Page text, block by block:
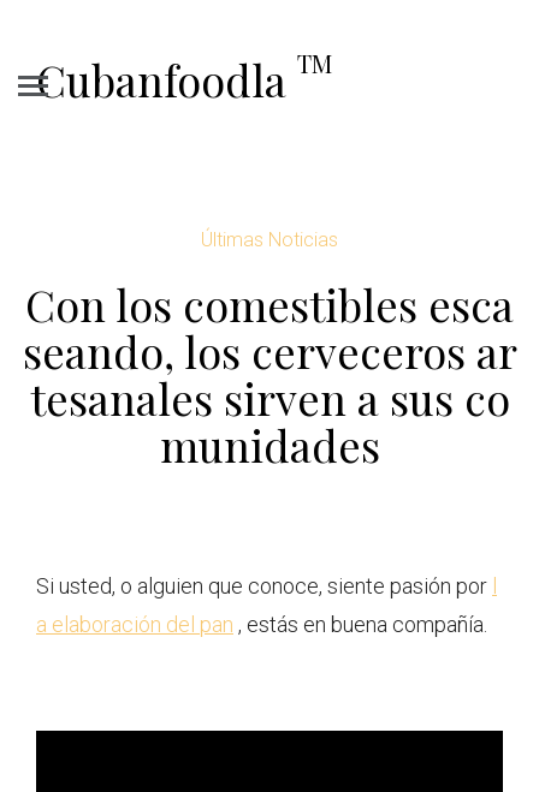
Cubanfoodla TM
Últimas Noticias
Con los comestibles esca
seando, los cerveceros ar
tesanales sirven a sus co
munidades
Si usted, o alguien que conoce, siente pasión por
a elaboración del pan , estás en buena compañía.